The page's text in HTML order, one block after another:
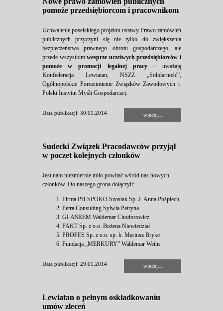
pomoże przedsiębiorcom i pracownikom
Uchwalenie poselskiego projektu ustawy Prawo zamówień
publicznych przyczyni się nie tylko do zwiększenia
bezpieczeństwa prawnego obrotu gospodarczego, ale
przede wszystkimwesprze uczciwych przedsiębiorców i
pomoże w promocji legalnej pracy– uważają
Konfederacja Lewiatan, NSZZ „Solidarność”,
Ogólnopolskie Porozumienie Związków Zawodowych i
Polski Instytut Myśli Gospodarczej.
Data publikacji: 30.01.2014 więcej...
Sudecki Związek Pracodawców przyjął
w poczet kolejnych członków
Jest nam niezmiernie miło powitać wśród nas nowych
członków. Do naszego grona dołączyli:
Firma PH SPOKO Szostak Sp. J. Anna Pośpiech,
Petra Consulting Sylwia Petryna
GLASREM Waldemar Chodorowicz
PAKT Sp. z o.o. Bożena Niewiedział
PROFES Sp. z o.o. sp. k. Mariusz Bryke
Fundacja „MERKURY” Waldemar Weihs
Data publikacji: 29.01.2014 więcej...
Lewiatan o pełnym oskładkowaniu
umów zleceń